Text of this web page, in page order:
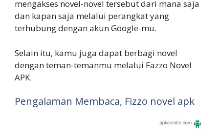
mengakses novel-novel tersebut dari mana saja
dan kapan saja melalui perangkat yang
terhubung dengan akun Google-mu.
Selain itu, kamu juga dapat berbagi novel
dengan teman-temanmu melalui Fazzo Novel
APK.
Pengalaman Membaca, Fizzo novel apk